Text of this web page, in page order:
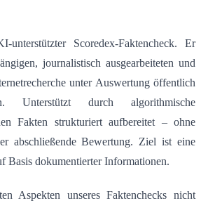
Scoredex-Faktencheck. Er
journalistisch ausgearbeiteten und
unter Auswertung öffentlich
Unterstützt durch algorithmische
Fakten strukturiert aufbereitet – ohne
abschließende Bewertung. Ziel ist eine
Basis dokumentierter Informationen.
Aspekten unseres Faktenchecks nicht